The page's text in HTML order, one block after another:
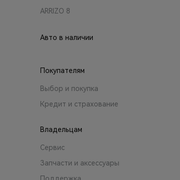
ARRIZO 8
Авто в наличии
Покупателям
Выбор и покупка
Кредит и страхование
Владельцам
Сервис
Запчасти и аксессуары
Поддержка